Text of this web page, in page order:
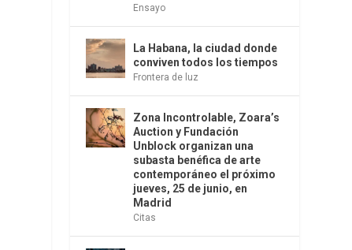
Ensayo
La Habana, la ciudad donde
conviven todos los tiempos
Frontera de luz
Zona Incontrolable, Zoara’s
Auction y Fundación
Unblock organizan una
subasta benéfica de arte
contemporáneo el próximo
jueves, 25 de junio, en
Madrid
Citas